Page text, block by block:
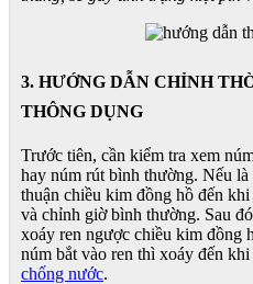
3. HƯỚNG DẪN CHỈNH
THÔNG DỤNG
Trước tiên, cần kiểm tra xem
hay núm rút bình thường. Nếu là
thuận chiều kim đồng hồ đến
và chỉnh giờ bình thường. Sau
xoáy ren ngược chiều kim đồng
núm bắt vào ren thì xoáy đến
chống nước.